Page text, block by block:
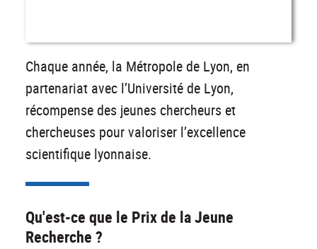
Chaque année, la Métropole de Lyon, en
partenariat avec l’Université de Lyon,
récompense des jeunes chercheurs et
chercheuses pour valoriser l’excellence
scientifique lyonnaise.
Qu'est-ce que le Prix de la Jeune
Recherche ?